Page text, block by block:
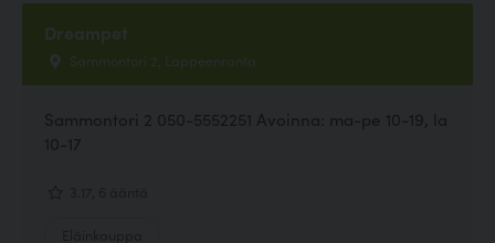
Dreampet
Sammontori 2, Lappeenranta
Sammontori 2 050-5552251 Avoinna: ma-pe 10-19, la
10-17